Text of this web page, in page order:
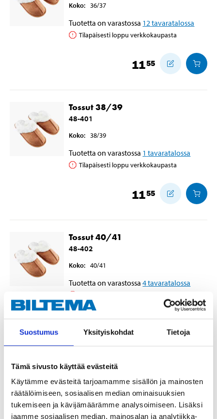
Suostumus Yksityiskohdat Tietoja
Tämä sivusto käyttää evästeitä
Käytämme evästeitä tarjoamamme sisällön ja mainosten
räätälöimiseen, sosiaalisen median ominaisuuksien
tukemiseen ja kävijämäärämme analysoimiseen. Lisäksi
jaamme sosiaalisen median, mainosalan ja analytiikka-
Koko: 36/37
Tuotetta on varastossa 12 tavaratalossa
Tilapäisesti loppu verkkokaupasta
1155
Tossut 38/39
48-401
Koko: 38/39
Tuotetta on varastossa 1 tavaratalossa
Tilapäisesti loppu verkkokaupasta
1155
Tossut 40/41
48-402
Koko: 40/41
Tuotetta on varastossa 4tavaratalossa
Tossut 42/43
48-403
Koko: 42/43
Tuotetta on varastossa tavaratalossa